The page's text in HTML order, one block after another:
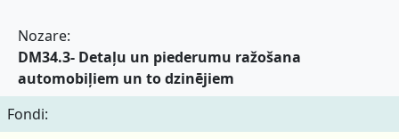
Nozare:
DM34.3- Detaļu un piederumu ražošana
automobiļiem un to dzinējiem
Fondi: